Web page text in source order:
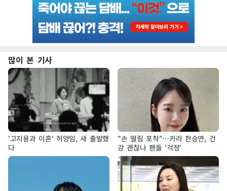
많이 본 기사
'고지용과 이혼' 허양임, 새 출발했
다
"손 떨림 포착"…카라 한승연, 건
강 괜찮나 팬들 '걱정'